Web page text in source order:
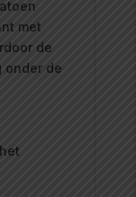
met
de
onder de